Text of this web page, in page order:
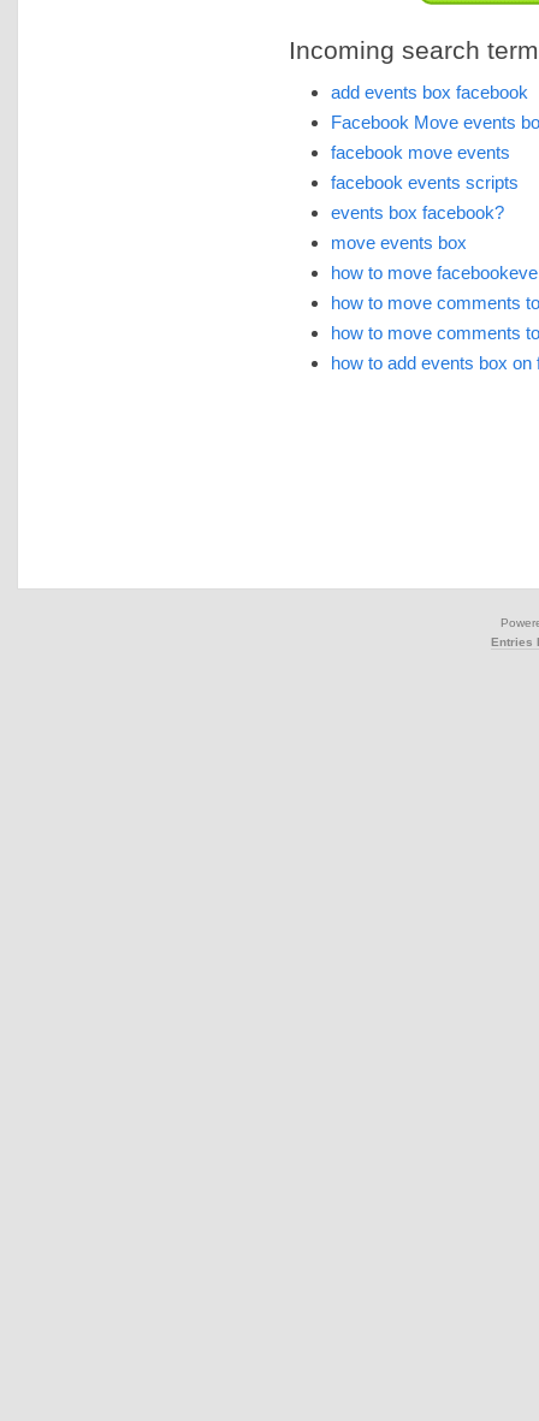
Incoming search
add events box facebook
Facebook Move events
facebook move events
facebook events scripts
events box facebook?
move events box
how to move
how to move comments
how to move comments
how to add events box on
Entries